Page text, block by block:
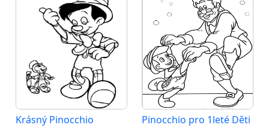
Krásný Pinocchio Pinocchio pro 1leté Děti